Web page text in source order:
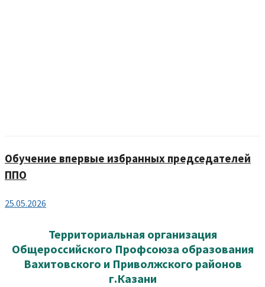
Обучение впервые избранных председателей
ППО
25.05.2026
Территориальная организация
Общероссийского Профсоюза образования
Вахитовского и Приволжского районов
г.Казани